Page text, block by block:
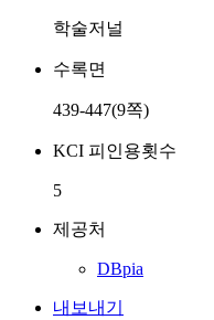
학술저널
수록면
439-447(9쪽)
KCI 피인용횟수
5
제공처
DBpia
내보내기